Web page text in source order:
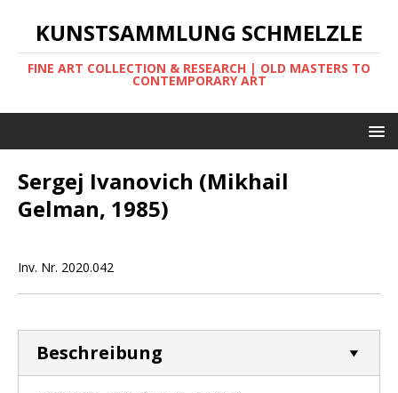
KUNSTSAMMLUNG SCHMELZLE
FINE ART COLLECTION & RESEARCH | OLD MASTERS TO
CONTEMPORARY ART
Sergej Ivanovich (Mikhail
Gelman, 1985)
Inv. Nr. 2020.042
Beschreibung